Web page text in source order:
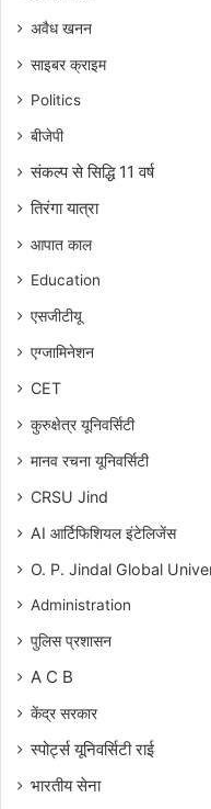
अवैध खनन
साइबर क्राइम
Politics
बीजेपी
संकल्प से सिद्धि 11 वर्ष
तिरंगा यात्रा
आपात काल
Education
एसजीटीयू
एग्जामिनेशन
CET
कुरुक्षेत्र यूनिवर्सिटी
मानव रचना यूनिवर्सिटी
CRSU Jind
AI आर्टिफिशियल इंटेलिजेंस
O. P. Jindal Global
Administration
पुलिस प्रशासन
A C B
केंद्र सरकार
स्पोर्ट्स यूनिवर्सिटी राई
भारतीय सेना